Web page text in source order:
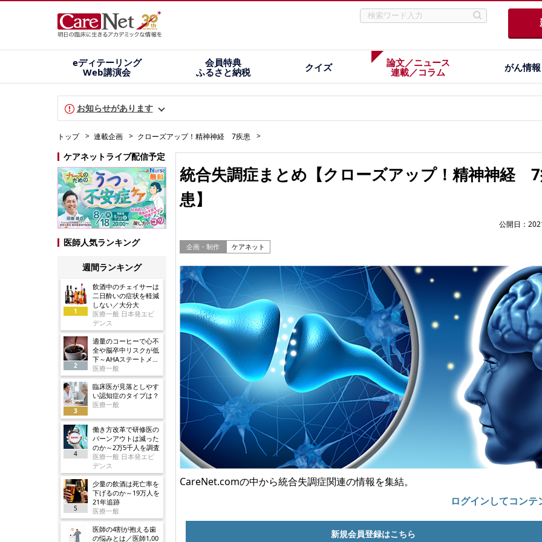
eディテーリング
Web講演会
会員特典
ふるさと納税
クイズ
論文／ニュース
連載／コラム
がん情報
お知らせがあります
トップ 連載企画 クローズアップ！精神神経 7疾患
ケアネットライブ配信予定
医師人気ランキング
週間ランキング
1
飲酒中のチェイサーは
二日酔いの症状を軽減
しない／大分大
医療一般 日本発エビ
デンス
2
適量のコーヒーで心不
全や脳卒中リスクが低
下～AHAステートメン
ト
医療一般
3
臨床医が見落としやす
い認知症のタイプは？
医療一般
4
働き方改革で研修医の
バーンアウトは減った
のか～2万5千人を調査
医療一般 日本発エビ
デンス
5
少量の飲酒は死亡率を
下げるのか～19万人を
21年追跡
医療一般
医師の4割が抱える歯
の悩みとは／医師1,00
統合失調症まとめ【クローズアップ！精神神経
患】
公開日：
企画・制作 ケアネット
CareNet.comの中から統合失調症関連の情報を集結。
ログインしてコンテ
新規会員登録はこちら